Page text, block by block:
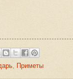
Приметы